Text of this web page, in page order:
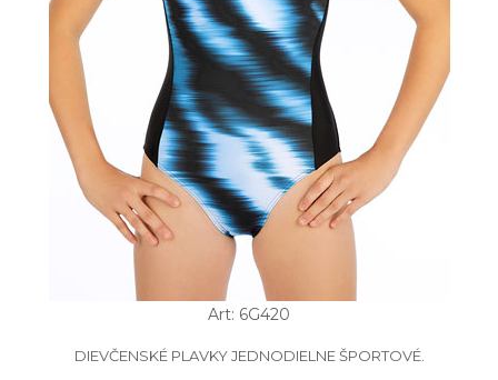
Art: 6G420
DIEVČENSKÉ PLAVKY JEDNODIELNE ŠPORTOVÉ.